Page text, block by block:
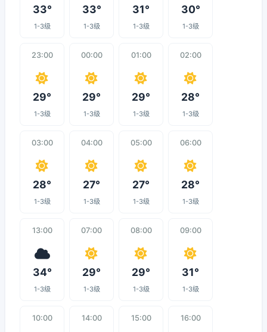
33°
1-3级
33°
1-3级
31°
1-3级
30°
1-3级
23:00
29°
1-3级
00:00
29°
1-3级
01:00
29°
1-3级
02:00
28°
1-3级
03:00
28°
1-3级
04:00
27°
1-3级
05:00
27°
1-3级
06:00
28°
1-3级
13:00
34°
1-3级
07:00
29°
1-3级
08:00
29°
1-3级
09:00
31°
1-3级
10:00 14:00 15:00 16:00